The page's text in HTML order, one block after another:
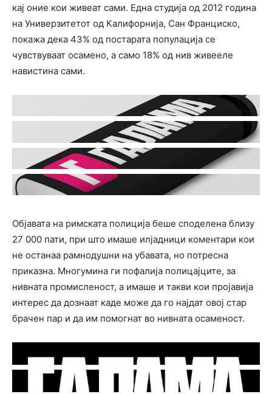
кај оние кои живеат сами. Една студија од 2012 година
на Универзитетот од Калифорнија, Сан Франциско,
покажа дека 43% од постарата популација се
чувствуваат осамено, а само 18% од нив живееле
навистина сами.
Објавата на римската полиција беше споделена близу
27 000 пати, при што имаше илјадници коментари кои
не останаа рамнодушни на убавата, но потpеcна
приказна. Многумина ги пофалија полицајците, за
нивната промисленост, а имаше и такви кои пројавија
интерес да дознаат каде може да го најдат овој стар
брачен пар и да им помогнат во нивната осаменост.